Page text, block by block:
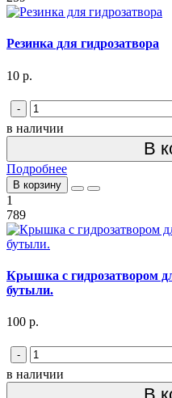
Резинка для гидрозатвора
10 р.
-
в наличии
В
Подробнее
В корзину
1
789
Крышка с гидрозатвором
бутыли.
100 р.
-
в наличии